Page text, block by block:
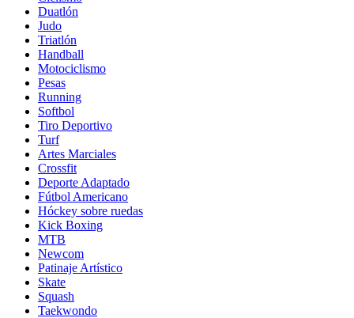
Duatlón
Judo
Triatlón
Handball
Motociclismo
Pesas
Running
Softbol
Tiro Deportivo
Turf
Artes Marciales
Crossfit
Deporte Adaptado
Fútbol Americano
Hóckey sobre ruedas
Kick Boxing
MTB
Newcom
Patinaje Artístico
Skate
Squash
Taekwondo